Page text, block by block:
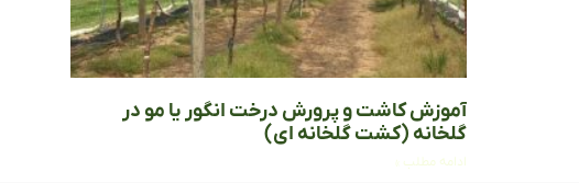
آموزش کاشت و پرورش درخت انگور یا مو در
گلخانه (کشت گلخانه ای)
ادامه مطلب »